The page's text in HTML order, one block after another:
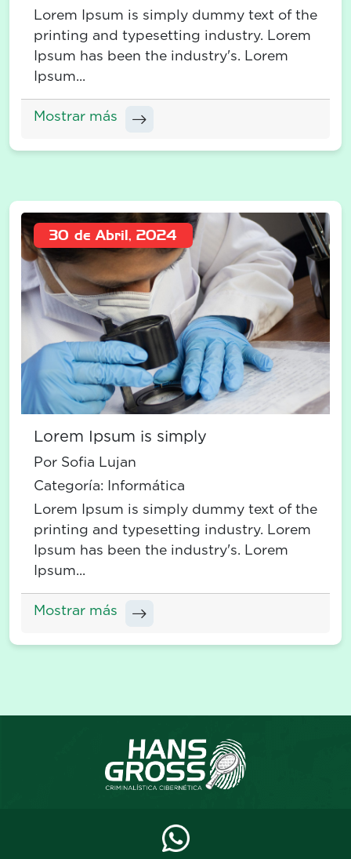
Lorem Ipsum is simply dummy text of the
printing and typesetting industry. Lorem
Ipsum has been the industry's. Lorem
Ipsum...
Mostrar más
30 de Abril, 2024
Lorem Ipsum is simply
Por Sofia Lujan
Categoría: Informática
Lorem Ipsum is simply dummy text of the
printing and typesetting industry. Lorem
Ipsum has been the industry's. Lorem
Ipsum...
Mostrar más